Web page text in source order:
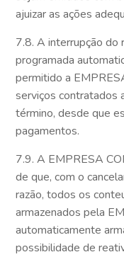
ajuizar as ações
7.8. A interrupção do
programada
permitido a
serviços contratados
término, desde que
pagamentos.
7.9. A EMPRESA
de que, com o
razão, todos os
armazenados pela
automaticamente
possibilidade de